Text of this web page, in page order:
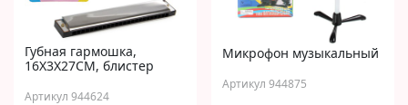
Губная гармошка,
16Х3Х27СМ, блистер
Артикул 944624
Микрофон музыкальный
Артикул 944875